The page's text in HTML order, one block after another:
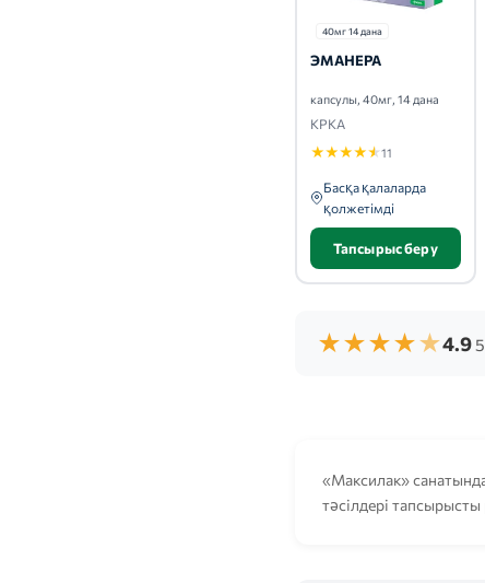
40мг 14 дана
ЭМАНЕРА
капсулы, 40мг, 14 дана
КРКА
★★★★★11
Басқа қалаларда
қолжетімді
Тапсырыс беру
★★★★★4.9
«Максилак»
тәсілдері тапсырысты